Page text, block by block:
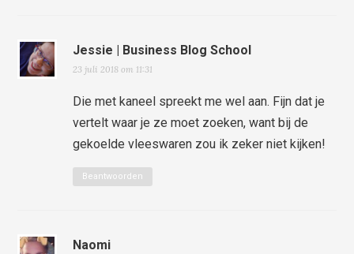
Jessie | Business Blog School
23 juli 2018 om 11:31
Die met kaneel spreekt me wel aan. Fijn dat je
vertelt waar je ze moet zoeken, want bij de
gekoelde vleeswaren zou ik zeker niet kijken!
Beantwoorden
Naomi